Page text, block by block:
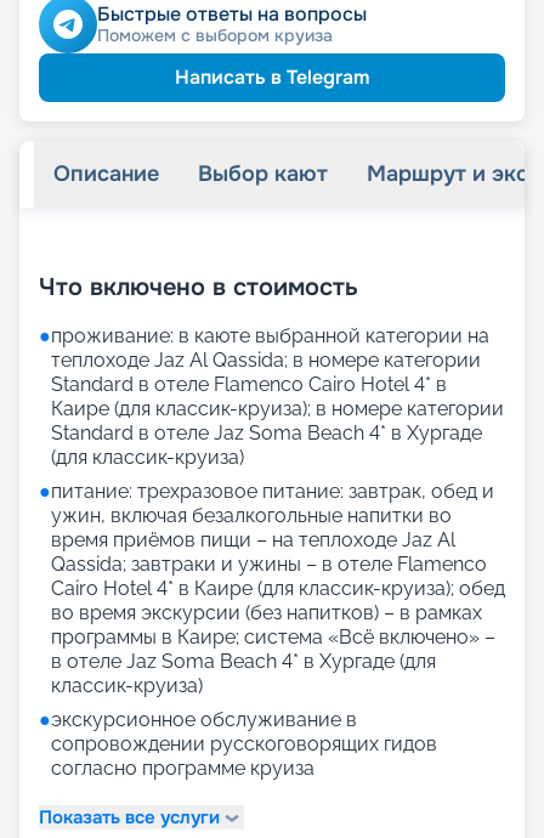
Быстрые ответы на вопросы
Поможем с выбором круиза
Написать в Telegram
Описание Выбор кают Маршрут и
Что включено в стоимость
●проживание: в каюте выбранной категории на
теплоходе Jaz Al Qassida; в номере категории
Standard в отеле Flamenco Cairo Hotel 4* в
Каире (для классик-круиза); в номере категории
Standard в отеле Jaz Soma Beach 4* в Хургаде
(для классик-круиза)
●питание: трехразовое питание: завтрак, обед и
ужин, включая безалкогольные напитки во
время приёмов пищи – на теплоходе Jaz Al
Qassida; завтраки и ужины – в отеле Flamenco
Cairo Hotel 4* в Каире (для классик-круиза); обед
во время экскурсии (без напитков) – в рамках
программы в Каире; система «Всё включено» –
в отеле Jaz Soma Beach 4* в Хургаде (для
классик-круиза)
●экскурсионное обслуживание в
сопровождении русскоговорящих гидов
согласно программе круиза
Показать все услуги